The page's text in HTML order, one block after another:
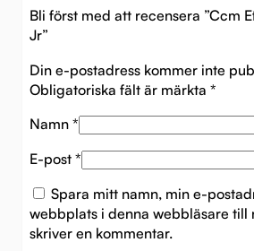
Bli först med att recensera ”Ccm
Jr”
Din e-postadress kommer inte
Obligatoriska fält är märkta *
Namn *
E-post *
Spara mitt namn, min e-
webbplats i denna webbläsare till
skriver en kommentar.